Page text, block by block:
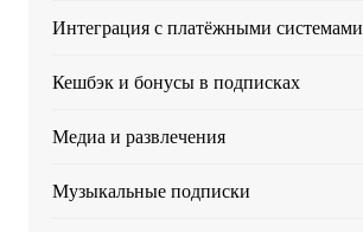
Интеграция с платёжными системами
Кешбэк и бонусы в подписках
Медиа и развлечения
Музыкальные подписки